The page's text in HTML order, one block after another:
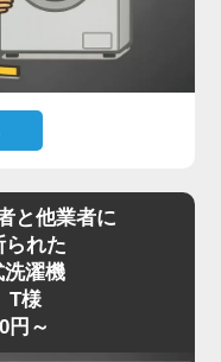
に届いてみると本
取り付けが難しい
設置場所までの搬
排水や給水の接続
に負えないケース
と他業者に
られた
濯機
T様
円～